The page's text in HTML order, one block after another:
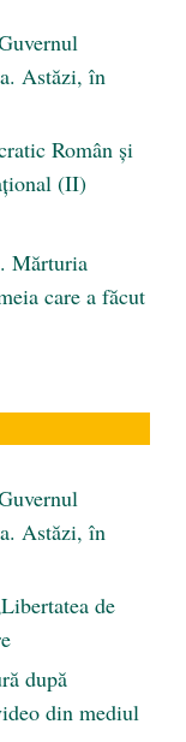
Astăzi, în
Român şi
(II)
Mărturia
care a făcut
Astăzi, în
de
după
din mediul